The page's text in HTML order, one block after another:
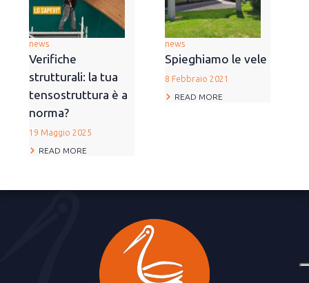
news
Verifiche
strutturali: la tua
tensostruttura è a
norma?
19 Maggio 2025
READ MORE
news
Spieghiamo le vele
8 Febbraio 2021
READ MORE